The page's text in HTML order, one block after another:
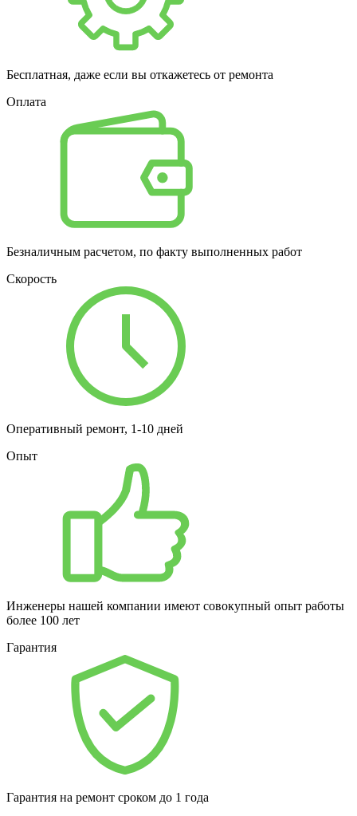
Бесплатная, даже если вы откажетесь от ремонта
Оплата
Безналичным расчетом, по факту выполненных работ
Скорость
Оперативный ремонт, 1-10 дней
Опыт
Инженеры нашей компании имеют совокупный опыт работы
более 100 лет
Гарантия
Гарантия на ремонт сроком до 1 года